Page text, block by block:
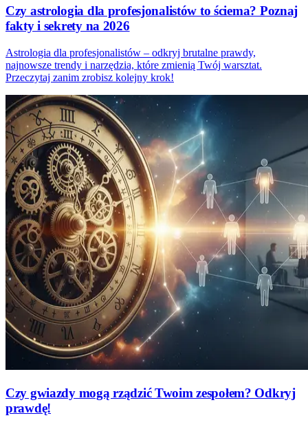
Czy astrologia dla profesjonalistów to ściema? Poznaj
fakty i sekrety na 2026
Astrologia dla profesjonalistów – odkryj brutalne prawdy,
najnowsze trendy i narzędzia, które zmienią Twój warsztat.
Przeczytaj zanim zrobisz kolejny krok!
Czy gwiazdy mogą rządzić Twoim zespołem? Odkryj
prawdę!